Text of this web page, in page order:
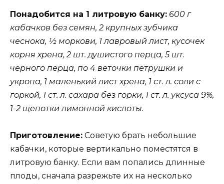
Понадобится на 1 литровую банку: 600 г
кабачков без семян, 2 крупных зубчика
чеснока, ½ моркови, 1 лавровый лист, кусочек
корня хрена, 2 шт. душистого перца, 5 шт.
черного перца, по 4 веточки петрушки и
укропа, 1 маленький лист хрена, 1 ст. л. соли с
горкой, 1 ст. л. сахара без горки, 1 ст. л. уксуса 9%,
1-2 щепотки лимонной кислоты.
Приготовление: Советую брать небольшие
кабачки, которые вертикально поместятся в
литровую банку. Если вам попались длинные
плоды, сначала разрежьте их на несколько